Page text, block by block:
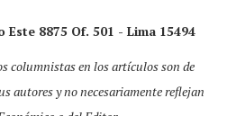
8875 Of. 501 - Lima 15494
columnistas en los artículos son de
autores y no necesariamente reflejan